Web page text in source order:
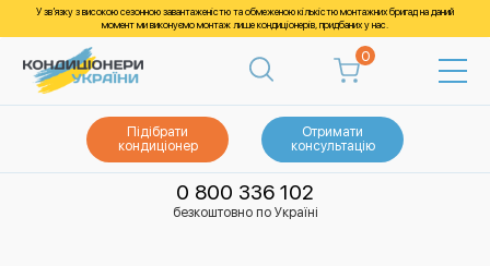
У зв’язку з високою сезонною завантаженістю та обмеженою кількістю монтажних бригад на даний
момент ми виконуємо монтаж лише кондиціонерів, придбаних у нас.
0
Підібрати
кондиціонер
Отримати
консультацію
0 800 336 102
безкоштовно по Україні